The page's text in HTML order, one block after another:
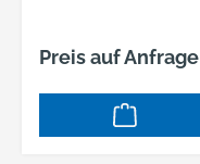
Preis auf Anfrage